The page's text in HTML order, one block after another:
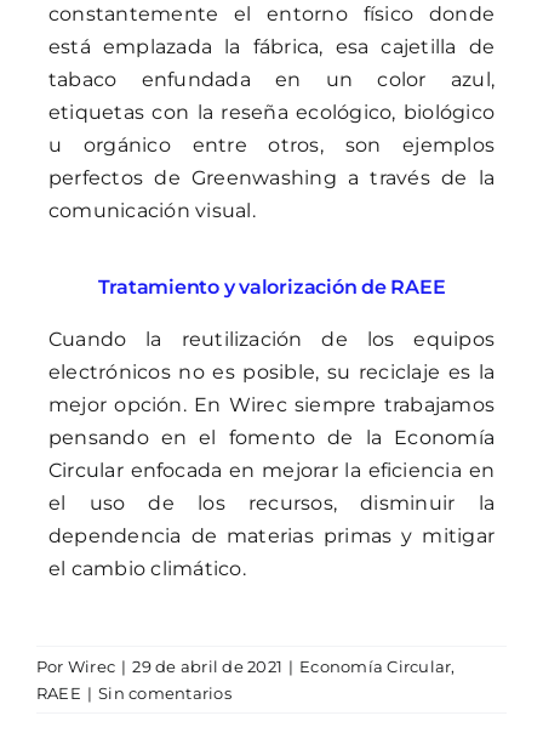
constantemente el entorno físico donde
está emplazada la fábrica, esa cajetilla de
tabaco enfundada en un color azul,
etiquetas con la reseña ecológico, biológico
u orgánico entre otros, son ejemplos
perfectos de Greenwashing a través de la
comunicación visual.
Tratamiento y valorización de RAEE
Cuando la reutilización de los equipos
electrónicos no es posible, su reciclaje es la
mejor opción. En Wirec siempre trabajamos
pensando en el fomento de la Economía
Circularenfocada en mejorar la eficiencia en
el uso de los recursos, disminuir la
dependencia de materias primas y mitigar
el cambio climático.
Por Wirec | 29 de abril de 2021 | Economía Circular,
RAEE | Sin comentarios